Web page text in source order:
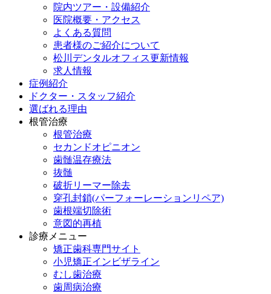
院内ツアー・設備紹介
医院概要・アクセス
よくある質問
患者様のご紹介について
松川デンタルオフィス更新情報
求人情報
症例紹介
ドクター・スタッフ紹介
選ばれる理由
根管治療
根管治療
セカンドオピニオン
歯髄温存療法
抜髄
破折リーマー除去
穿孔封鎖(パーフォーレーションリペア)
歯根端切除術
意図的再植
診療メニュー
矯正歯科専門サイト
小児矯正インビザライン
むし歯治療
歯周病治療